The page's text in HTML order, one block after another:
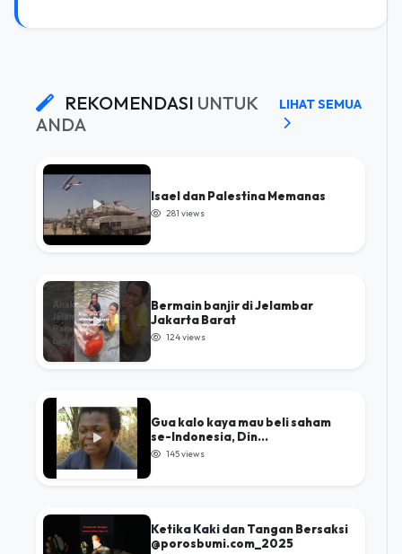
REKOMENDASI UNTUK
ANDA
LIHAT SEMUA
Isael dan Palestina Memanas
281 views
Bermain banjir di Jelambar
Jakarta Barat
124 views
Gua kalo kaya mau beli saham
se-Indonesia, Din...
145 views
Ketika Kaki dan Tangan Bersaksi
@porosbumi.com_2025